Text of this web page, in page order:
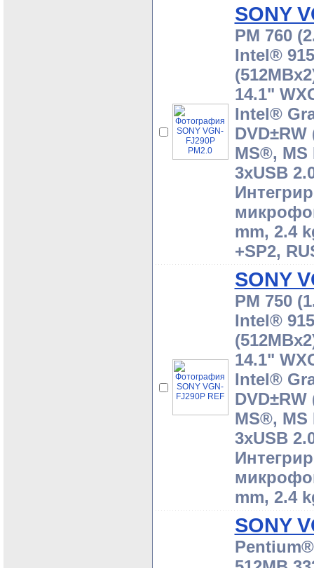
SONY
PM 760
Intel®
14.1"
Intel®
MS®, MS
3xUSB
mm, 2.4
+SP2,
SONY
PM 750
Intel®
14.1"
Intel®
MS®, MS
3xUSB
mm, 2.4
SONY
Pentium®